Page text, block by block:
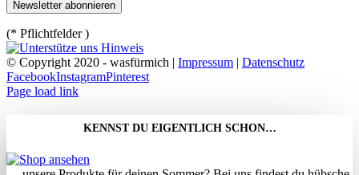
(* Pflichtfelder )
© Copyright 2020 - wasfürmich | Impressum | Datenschutz
FacebookInstagramPinterest
Page load link
KENNST DU EIGENTLICH SCHON…